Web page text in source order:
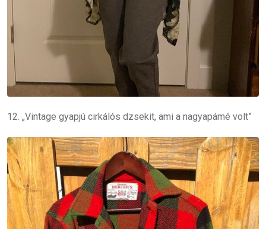
12. „Vintage gyapjú cirkálós dzsekit, ami a nagyapámé volt”